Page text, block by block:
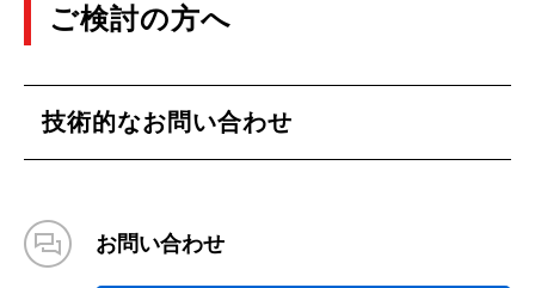
ご検討の方へ
技術的なお問い合わせ
お問い合わせ